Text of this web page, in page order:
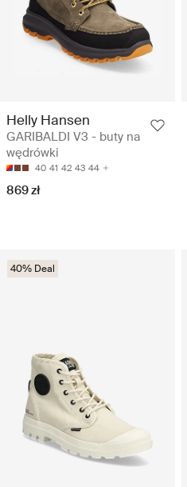
Helly Hansen
GARIBALDI V3 - buty na
wędrówki
40 41 42 43 44
869 zł
40% Deal